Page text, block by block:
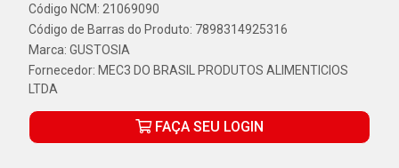
Código NCM: 21069090
Código de Barras do Produto: 7898314925316
Marca: GUSTOSIA
Fornecedor: MEC3 DO BRASIL PRODUTOS ALIMENTICIOS
LTDA
FAÇA SEU LOGIN